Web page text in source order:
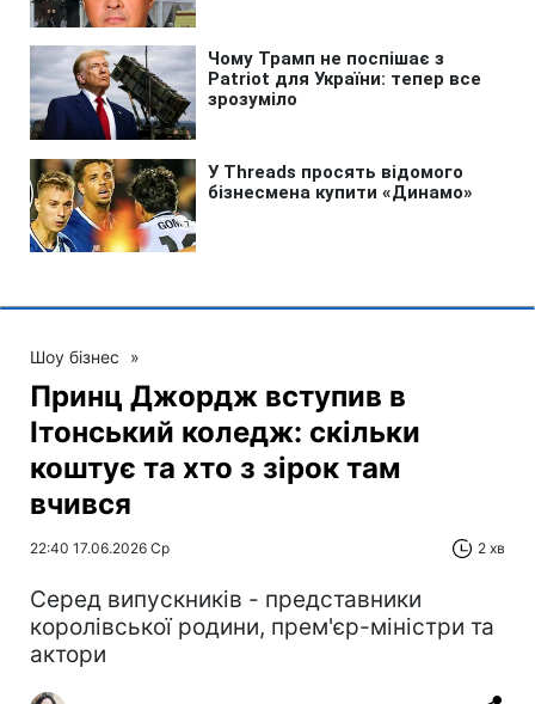
Шоу бізнес »
Принц Джордж вступив в
Ітонський коледж: скільки
коштує та хто з зірок там
вчився
22:40 17.06.2026 Ср 2 хв
Серед випускників - представники
королівської родини, прем'єр-міністри та
актори